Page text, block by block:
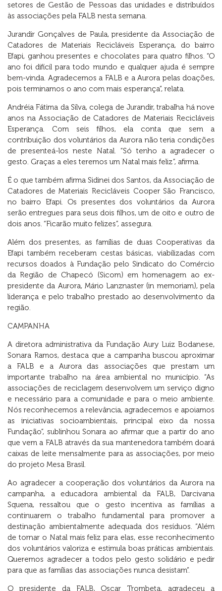
setores de Gestão de Pessoas das unidades e distribuídos
às associações pela FALB nesta semana.
Jurandir Gonçalves de Paula, presidente da Associação de
Catadores de Materiais Recicláveis Esperança, do bairro
Efapi, ganhou presentes e chocolates para quatro filhos. “O
ano foi difícil para todo mundo e qualquer ajuda é sempre
bem-vinda. Agradecemos a FALB e a Aurora pelas doações,
pois terminamos o ano com mais esperança”, relata.
Andréia Fátima da Silva, colega de Jurandir, trabalha há nove
anos na Associação de Catadores de Materiais Recicláveis
Esperança. Com seis filhos, ela conta que sem a
contribuição dos voluntários da Aurora não teria condições
de presenteá-los neste Natal. “Só tenho a agradecer o
gesto. Graças a eles teremos um Natal mais feliz”, afirma.
É o que também afirma Sidinei dos Santos, da Associação de
Catadores de Materiais Recicláveis Cooper São Francisco,
no bairro Efapi. Os presentes dos voluntários da Aurora
serão entregues para seus dois filhos, um de oito e outro de
dois anos. “Ficarão muito felizes”, assegura.
Além dos presentes, as famílias de duas Cooperativas da
Efapi também receberam cestas básicas, viabilizadas com
recursos doados à Fundação pelo Sindicato do Comércio
da Região de Chapecó (Sicom) em homenagem ao ex-
presidente da Aurora, Mário Lanznaster (in memoriam), pela
liderança e pelo trabalho prestado ao desenvolvimento da
região.
CAMPANHA
A diretora administrativa da Fundação Aury Luiz Bodanese,
Sonara Ramos, destaca que a campanha buscou aproximar
a FALB e a Aurora das associações que prestam um
importante trabalho na área ambiental no município. “As
associações de reciclagem desenvolvem um serviço digno
e necessário para a comunidade e para o meio ambiente.
Nós reconhecemos a relevância, agradecemos e apoiamos
as iniciativas socioambientais, principal eixo da nossa
Fundação”, sublinhou Sonara ao afirmar que a partir do ano
que vem a FALB através da sua mantenedora também doará
caixas de leite mensalmente para as associações, por meio
do projeto Mesa Brasil.
Ao agradecer a cooperação dos voluntários da Aurora na
campanha, a educadora ambiental da FALB, Darcivana
Squena, ressaltou que o gesto incentiva as famílias a
continuarem o trabalho fundamental para promover a
destinação ambientalmente adequada dos resíduos. “Além
de tornar o Natal mais feliz para elas, esse reconhecimento
dos voluntários valoriza e estimula boas práticas ambientais.
Queremos agradecer a todos pelo gesto solidário e pedir
para que as famílias das associações nunca desistam”.
O presidente da FALB, Oscar Trombeta, agradeceu a